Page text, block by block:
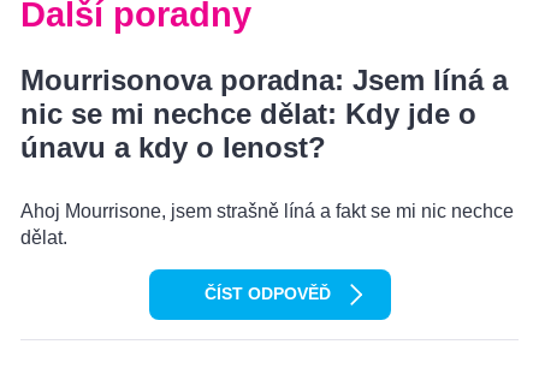
Další poradny
Mourrisonova poradna: Jsem líná a
nic se mi nechce dělat: Kdy jde o
únavu a kdy o lenost?
Ahoj Mourrisone, jsem strašně líná a fakt se mi nic nechce
dělat.
ČÍST ODPOVĚĎ